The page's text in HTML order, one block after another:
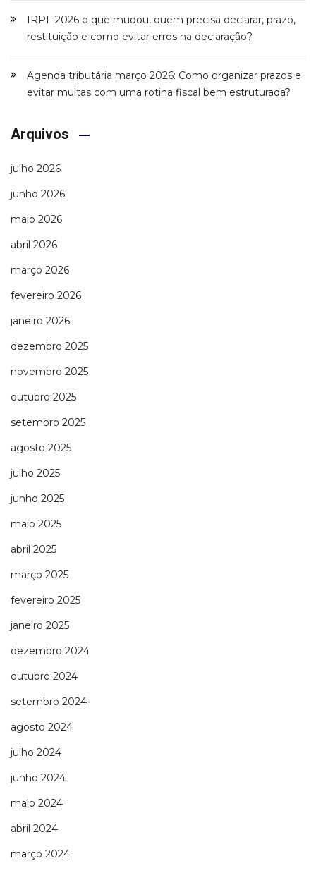
IRPF 2026 o que mudou, quem precisa declarar, prazo,
restituição e como evitar erros na declaração?
Agenda tributária março 2026: Como organizar prazos e
evitar multas com uma rotina fiscal bem estruturada?
Arquivos
julho 2026
junho 2026
maio 2026
abril 2026
março 2026
fevereiro 2026
janeiro 2026
dezembro 2025
novembro 2025
outubro 2025
setembro 2025
agosto 2025
julho 2025
junho 2025
maio 2025
abril 2025
março 2025
fevereiro 2025
janeiro 2025
dezembro 2024
outubro 2024
setembro 2024
agosto 2024
julho 2024
junho 2024
maio 2024
abril 2024
março 2024